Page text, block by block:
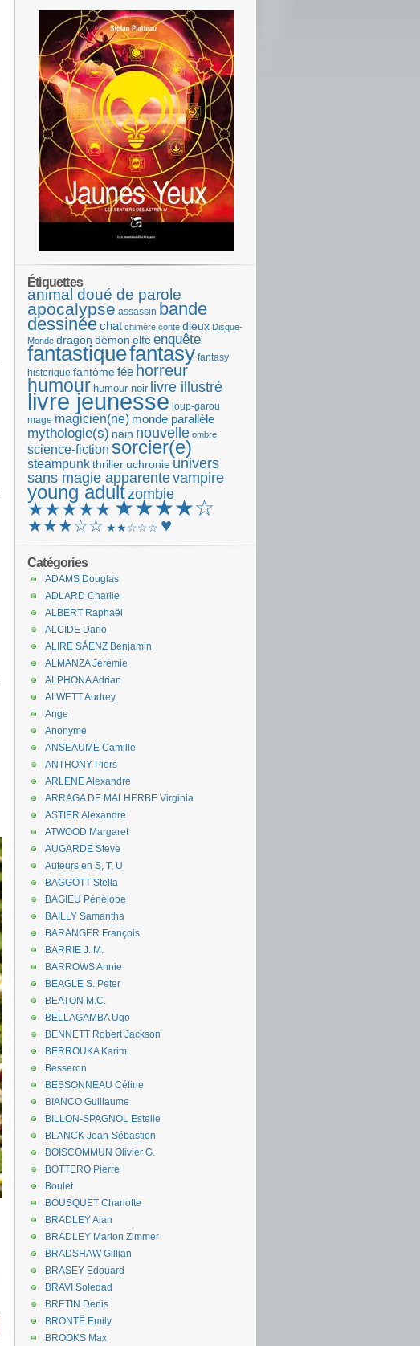
Étiquettes
animal doué de parole
apocalypse assassin bande
dessinéechat chimère conte dieux Disque-
Monde dragon démon elfeenquête
fantastiquefantasy fantasy
historique fantômefée horreur
humour humour noir livre illustré
livre jeunesse loup-garou
mage magicien(ne) monde parallèle
mythologie(s) nain nouvelle ombre
science-fiction sorcier(e)
steampunkthriller uchronie univers
sans magie apparentevampire
young adultzombie
★★★★★ ★★★★☆
★★★☆☆ ★★☆☆☆ ♥
Catégories
ADAMS Douglas
ADLARD Charlie
ALBERT Raphaël
ALCIDE Dario
ALIRE SÁENZ Benjamin
ALMANZA Jérémie
ALPHONA Adrian
ALWETT Audrey
Ange
Anonyme
ANSEAUME Camille
ANTHONY Piers
ARLENE Alexandre
ARRAGA DE MALHERBE Virginia
ASTIER Alexandre
ATWOOD Margaret
AUGARDE Steve
Auteurs en S, T, U
BAGGOTT Stella
BAGIEU Pénélope
BAILLY Samantha
BARANGER François
BARRIE J. M.
BARROWS Annie
BEAGLE S. Peter
BEATON M.C.
BELLAGAMBA Ugo
BENNETT Robert Jackson
BERROUKA Karim
Besseron
BESSONNEAU Céline
BIANCO Guillaume
BILLON-SPAGNOL Estelle
BLANCK Jean-Sébastien
BOISCOMMUN Olivier G.
BOTTERO Pierre
Boulet
BOUSQUET Charlotte
BRADLEY Alan
BRADLEY Marion Zimmer
BRADSHAW Gillian
BRASEY Edouard
BRAVI Soledad
BRETIN Denis
BRONTË Emily
BROOKS Max